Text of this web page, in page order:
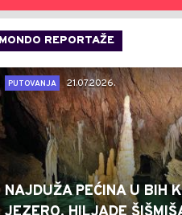
MONDO REPORTAŽE
PUTOVANJA
21.07.2026.
NAJDUŽA PEĆINA U BIH